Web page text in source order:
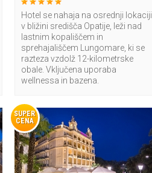
Hotel se nahaja na osrednji lokaciji
v bližini središča Opatije, leži nad
lastnim kopališčem in
sprehajališčem Lungomare, ki se
razteza vzdolž 12-kilometrske
obale. Vključena uporaba
wellnessa in bazena.
SUPER
CENA